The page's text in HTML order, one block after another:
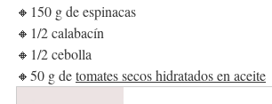
🔸150 g de espinacas
🔸1/2 calabacín
🔸1/2 cebolla
🔸50 g de tomates secos hidratados en aceite